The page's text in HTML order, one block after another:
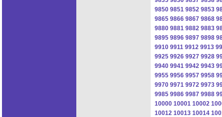
9850 9851 9852 9853
9865 9866 9867 9868
9880 9881 9882 9883
9895 9896 9897 9898
9910 9911 9912 9913
9925 9926 9927 9928
9940 9941 9942 9943
9955 9956 9957 9958
9970 9971 9972 9973
9985 9986 9987 9988
10000 10001 10002
10012 10013 10014